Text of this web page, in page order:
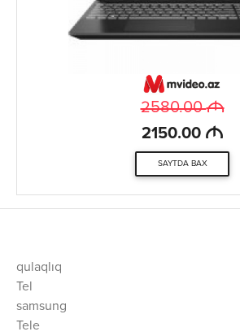
2580.00M
2150.00 M
SAYTDA BAX
qulaqlıq
Tel
samsung
Tele